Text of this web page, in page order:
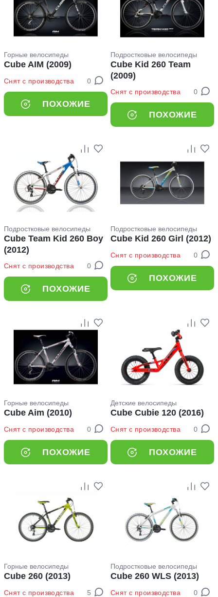
Горные велосипеды
Cube AIM (2009)
Снят с производства 0
ПОХОЖИЕ
Подростковые велосипеды
Cube Kid 260 Team
(2009)
Снят с производства 0
ПОХОЖИЕ
Подростковые велосипеды
Cube Team Kid 260 Boy
(2012)
Снят с производства 0
ПОХОЖИЕ
Подростковые велосипеды
Cube Kid 260 Girl (2012)
Снят с производства 0
ПОХОЖИЕ
Горные велосипеды
Cube Aim (2010)
Снят с производства 0
ПОХОЖИЕ
Детские велосипеды
Cube Cubie 120 (2016)
Снят с производства 0
ПОХОЖИЕ
Горные велосипеды
Cube 260 (2013)
Снят с производства 5
Подростковые велосипеды
Cube 260 WLS (2013)
Снят с производства 0